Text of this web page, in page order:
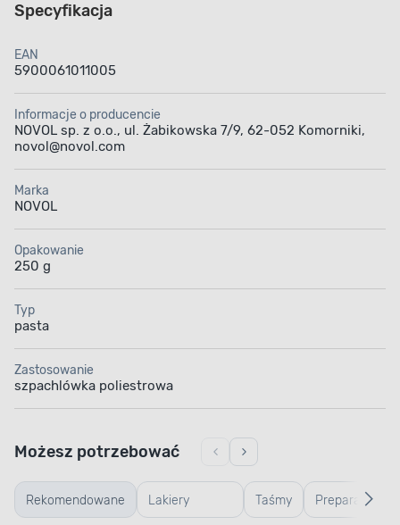
Specyfikacja
EAN
5900061011005
Informacje o producencie
NOVOL sp. z o.o., ul. Żabikowska 7/9, 62-052 Komorniki,
novol@novol.com
Marka
NOVOL
Opakowanie
250 g
Typ
pasta
Zastosowanie
szpachlówka poliestrowa
Rekomendowane Lakiery Taśmy Preparaty
Możesz potrzebować